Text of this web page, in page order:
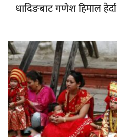
धादिङबाट गणेशहिमाल हेर्दा